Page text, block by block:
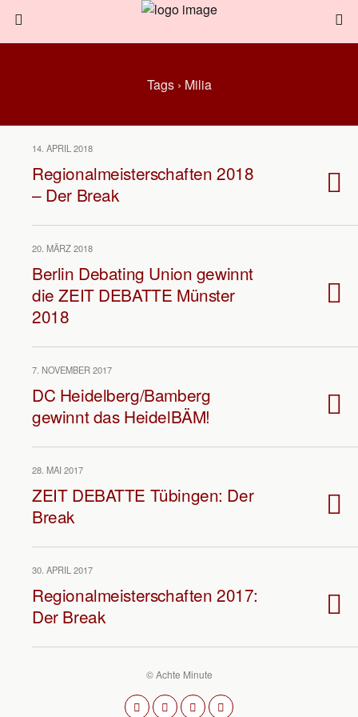
Tags › Milia
14. APRIL 2018
Regionalmeisterschaften 2018
– Der Break
20. MÄRZ 2018
Berlin Debating Union gewinnt
die ZEIT DEBATTE Münster
2018
7. NOVEMBER 2017
DC Heidelberg/Bamberg
gewinnt das HeidelBÄM!
28. MAI 2017
ZEIT DEBATTE Tübingen: Der
Break
30. APRIL 2017
Regionalmeisterschaften 2017:
Der Break
© Achte Minute